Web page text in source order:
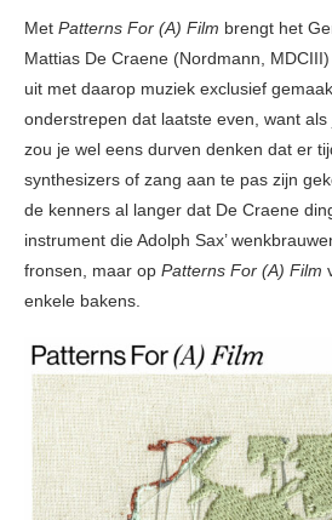
Met Patterns For (A) Film brengt het
Mattias De Craene (Nordmann,
uit met daarop muziek exclusief
onderstrepen dat laatste even, want
zou je wel eens durven denken dat er
synthesizers of zang aan te pas zijn
de kenners al langer dat De Craene
instrument die Adolph Sax’
fronsen, maar op Patterns For (A) Film
enkele bakens.